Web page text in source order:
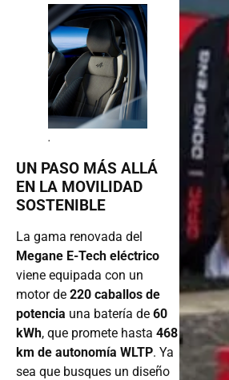
.
UN PASO MÁS ALLÁ
EN LA MOVILIDAD
SOSTENIBLE
La gama renovada del
Megane E-Tech eléctrico
viene equipada con un
motor de 220 caballos de
potencia una batería de 60
kWh, que promete hasta 468
km de autonomía WLTP. Ya
sea que busques un diseño